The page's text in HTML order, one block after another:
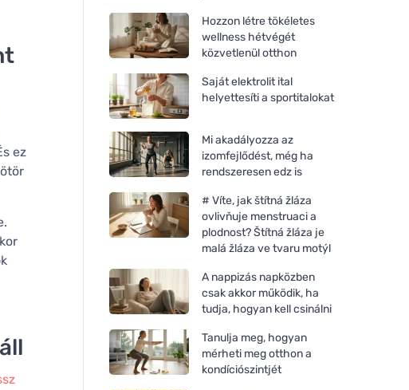
ez
Hozzon létre tökéletes
wellness hétvégét
közvetlenül otthon
Saját elektrolit ital
helyettesíti a sportitalokat
Mi akadályozza az
izomfejlődést, még ha
rendszeresen edz is
# Víte, jak štítná žláza
ovlivňuje menstruaci a
plodnost? Štítná žláza je
malá žláza ve tvaru motýl
A nappizás napközben
csak akkor működik, ha
tudja, hogyan kell csinálni
Tanulja meg, hogyan
mérheti meg otthon a
kondíciószintjét